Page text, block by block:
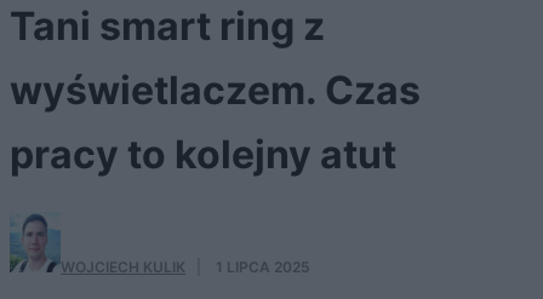
Tani smart ring z
wyświetlaczem. Czas
pracy to kolejny atut
WOJCIECH KULIK 1 LIPCA 2025